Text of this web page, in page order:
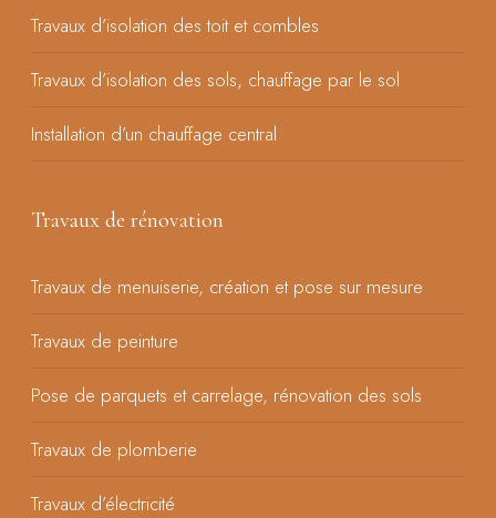
Travaux d’isolation des toit et combles
Travaux d’isolation des sols, chauffage par le sol
Installation d’un chauffage central
Travaux de rénovation
Travaux de menuiserie, création et pose sur mesure
Travaux de peinture
Pose de parquets et carrelage, rénovation des sols
Travaux de plomberie
Travaux d’électricité